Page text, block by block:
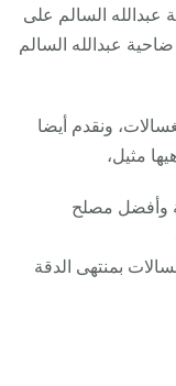
عبدالله السالم على
ضاحية عبدالله السالم
ونقدم أيضا
مثيل،
وأفضل مصلح
بمنتهى الدقة